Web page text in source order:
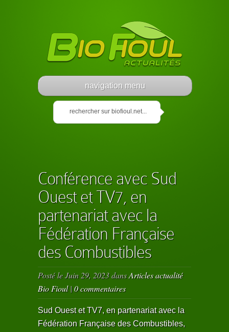
navigation menu
Conférence avec Sud
Ouest et TV7, en
partenariat avec la
Fédération Française
des Combustibles
Posté le Juin 29, 2023 dansArticles actualité
Bio Fioul|0 commentaires
Sud Ouest et TV7, en partenariat avec la
Fédération Française des Combustibles,